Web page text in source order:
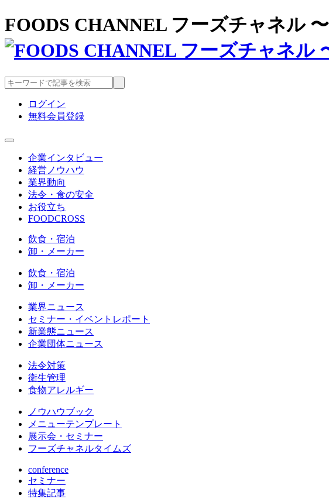
FOODS CHANNEL フーズチャネル
ログイン
無料会員登録
企業インタビュー
経営ノウハウ
業界動向
法令・食の安全
お役立ち
FOODCROSS
飲食・宿泊
卸・メーカー
飲食・宿泊
卸・メーカー
業界ニュース
セミナー・イベントレポート
新業態ニュース
企業団体ニュース
法令対策
衛生管理
食物アレルギー
ノウハウブック
メニューテンプレート
展示会・セミナー
フーズチャネルタイムズ
conference
セミナー
特集記事